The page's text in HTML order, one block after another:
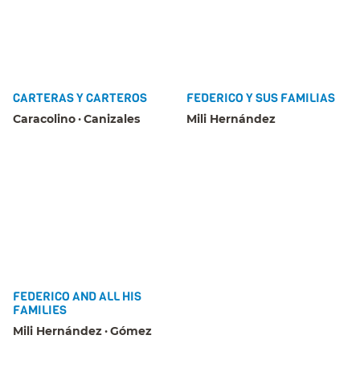
CARTERAS Y CARTEROS
Caracolino Canizales
FEDERICO Y SUS FAMILIAS
Mili Hernández
FEDERICO AND ALL HIS
FAMILIES
Mili Hernández Gómez